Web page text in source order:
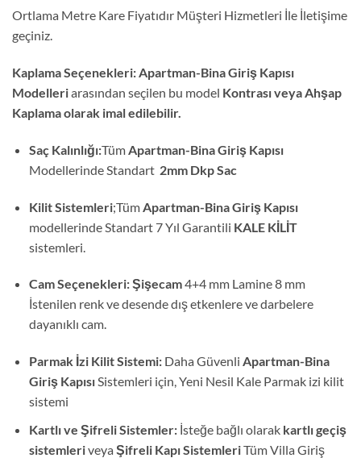
5 üzerinden
Ortlama Metre Kare Fiyatıdır Müşteri Hizmetleri İle İletişime
geçiniz.
Kaplama Seçenekleri:Apartman-Bina Giriş Kapısı
Modelleriarasından seçilen bu model Kontrası veya Ahşap
Kaplama olarak imal edilebilir.
Saç Kalınlığı:TümApartman-Bina Giriş Kapısı
Modellerinde Standart 2mm Dkp Sac
Kilit Sistemleri;Tüm Apartman-Bina Giriş Kapısı
modellerinde Standart 7 Yıl Garantili KALE KİLİT
sistemleri.
Cam Seçenekleri: Şişecam4+4 mm Lamine 8 mm
İstenilen renk ve desende dış etkenlere ve darbelere
dayanıklı cam.
Parmak İzi Kilit Sistemi: Daha Güvenli Apartman-Bina
Giriş KapısıSistemleri için, Yeni Nesil Kale Parmak izi kilit
sistemi
Kartlı ve Şifreli Sistemler: İsteğe bağlı olarakkartlı geçiş
sistemleriveya Şifreli Kapı SistemleriTüm Villa Giriş